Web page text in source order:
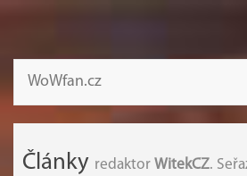
WoWfan.cz
Články redaktor WitekCZ.